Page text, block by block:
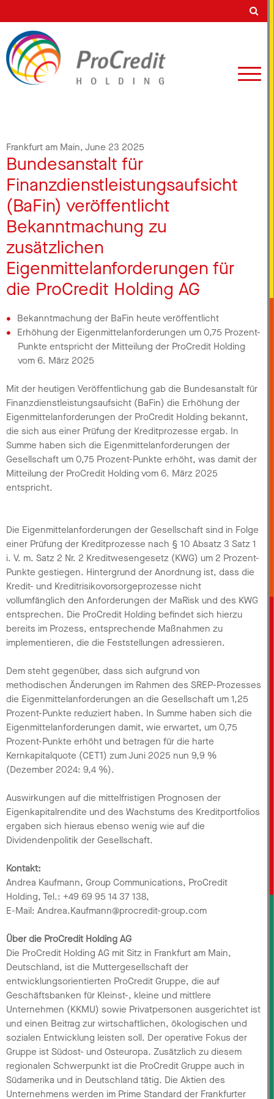
Frankfurt am Main, June 23 2025
Bundesanstalt für
Finanzdienstleistungsaufsicht
(BaFin) veröffentlicht
Bekanntmachung zu
zusätzlichen
Eigenmittelanforderungen für
die ProCredit Holding AG
Bekanntmachung der BaFin heute veröffentlicht
Erhöhung der Eigenmittelanforderungen um 0,75 Prozent-
Punkte entspricht der Mitteilung der ProCredit Holding
vom 6. März 2025
Mit der heutigen Veröffentlichung gab die Bundesanstalt für
Finanzdienstleistungsaufsicht (BaFin) die Erhöhung der
Eigenmittelanforderungen der ProCredit Holding bekannt,
die sich aus einer Prüfung der Kreditprozesse ergab. In
Summe haben sich die Eigenmittelanforderungen der
Gesellschaft um 0,75 Prozent-Punkte erhöht, was damit der
Mitteilung der ProCredit Holding vom 6. März 2025
entspricht.
Die Eigenmittelanforderungen der Gesellschaft sind in Folge
einer Prüfung der Kreditprozesse nach § 10 Absatz 3 Satz 1
i. V. m. Satz 2 Nr. 2 Kreditwesengesetz (KWG) um 2 Prozent-
Punkte gestiegen. Hintergrund der Anordnung ist, dass die
Kredit- und Kreditrisikovorsorgeprozesse nicht
vollumfänglich den Anforderungen der MaRisk und des KWG
entsprechen. Die ProCredit Holding befindet sich hierzu
bereits im Prozess, entsprechende Maßnahmen zu
implementieren, die die Feststellungen adressieren.
Dem steht gegenüber, dass sich aufgrund von
methodischen Änderungen im Rahmen des SREP-Prozesses
die Eigenmittelanforderungen an die Gesellschaft um 1,25
Prozent-Punkte reduziert haben. In Summe haben sich die
Eigenmittelanforderungen damit, wie erwartet, um 0,75
Prozent-Punkte erhöht und betragen für die harte
Kernkapitalquote (CET1) zum Juni 2025 nun 9,9 %
(Dezember 2024: 9,4 %).
Auswirkungen auf die mittelfristigen Prognosen der
Eigenkapitalrendite und des Wachstums des Kreditportfolios
ergaben sich hieraus ebenso wenig wie auf die
Dividendenpolitik der Gesellschaft.
Kontakt:
Andrea Kaufmann, Group Communications, ProCredit
Holding, Tel.: +49 69 95 14 37 138,
E-Mail: Andrea.Kaufmann@procredit-group.com
Über die ProCredit Holding AG
Die ProCredit Holding AG mit Sitz in Frankfurt am Main,
Deutschland, ist die Muttergesellschaft der
entwicklungsorientierten ProCredit Gruppe, die auf
Geschäftsbanken für Kleinst-, kleine und mittlere
Unternehmen (KKMU) sowie Privatpersonen ausgerichtet ist
und einen Beitrag zur wirtschaftlichen, ökologischen und
sozialen Entwicklung leisten soll. Der operative Fokus der
Gruppe ist Südost- und Osteuropa. Zusätzlich zu diesem
regionalen Schwerpunkt ist die ProCredit Gruppe auch in
Südamerika und in Deutschland tätig. Die Aktien des
Unternehmens werden im Prime Standard der Frankfurter